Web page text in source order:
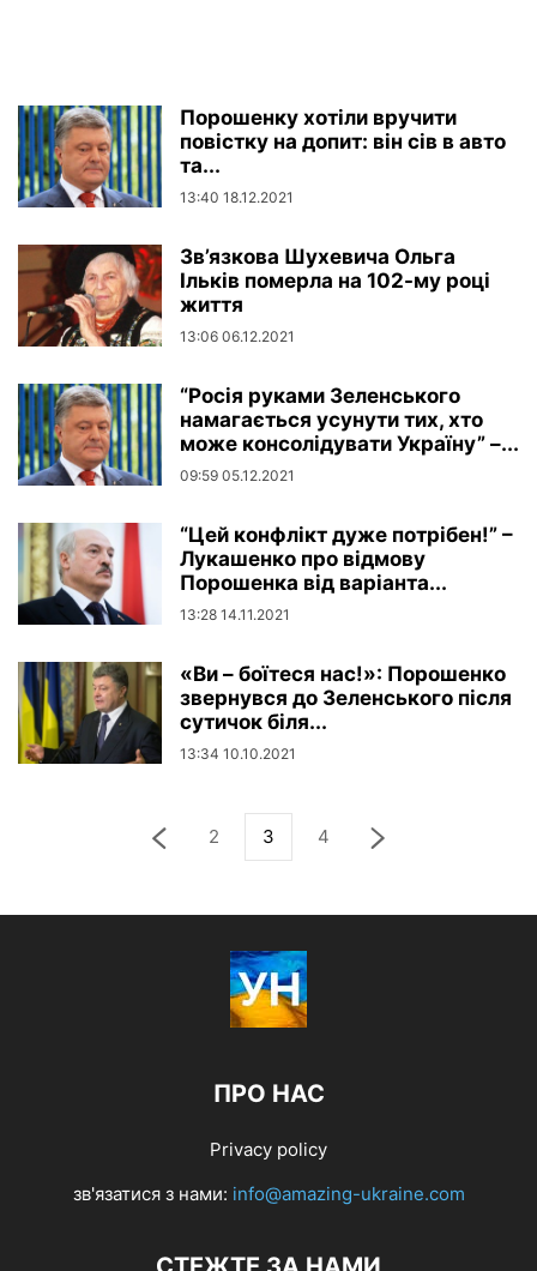
Порошенку хотіли вручити
повістку на допит: він сів в авто
та...
13:40 18.12.2021
Зв’язкова Шухевича Ольга
Ільків померла на 102-му році
життя
13:06 06.12.2021
“Росія руками Зеленського
намагається усунути тих, хто
може консолідувати Україну” –...
09:59 05.12.2021
“Цей конфлікт дуже потрібен!” –
Лукашенко про відмову
Порошенка від варіанта...
13:28 14.11.2021
«Ви – боїтеся нас!»: Порошенко
звернувся до Зеленського після
сутичок біля...
13:34 10.10.2021
2 3 4
ПРО НАС
Privacy policy
зв'язатися з нами: info@amazing-ukraine.com